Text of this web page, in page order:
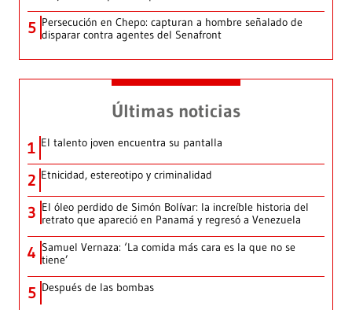
5 Persecución en Chepo: capturan a hombre señalado de
disparar contra agentes del Senafront
Últimas noticias
1 El talento joven encuentra su pantalla​
2 Etnicidad, estereotipo y criminalidad
3 El óleo perdido de Simón Bolívar: la increíble historia del
retrato que apareció en Panamá y regresó a Venezuela
4 Samuel Vernaza: ‘La comida más cara es la que no se
tiene’
5 Después de las bombas